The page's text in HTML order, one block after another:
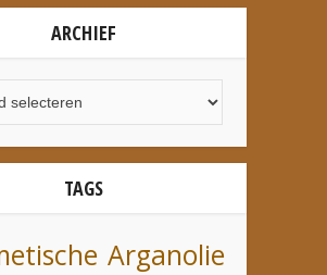
ARCHIEF
TAGS
Arganolie